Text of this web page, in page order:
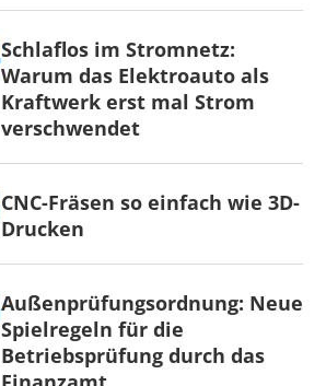
Schlaflos im Stromnetz:
Warum das Elektroauto als
Kraftwerk erst mal Strom
verschwendet
CNC-Fräsen so einfach wie 3D-
Drucken
Außenprüfungsordnung: Neue
Spielregeln für die
Betriebsprüfung durch das